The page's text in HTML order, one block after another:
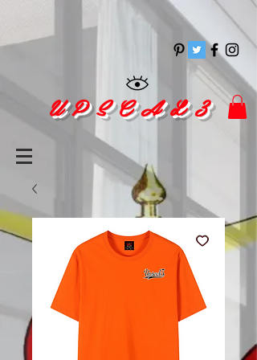
U P S C A L 3